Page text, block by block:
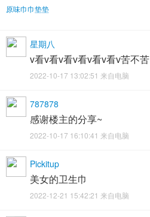
原味巾巾垫垫
星期八
v看v看v看v看v看v看v苦不苦
2022-10-17 13:02:51 来自电脑
787878
感谢楼主的分享~
2022-10-17 16:10:41 来自电脑
Pickitup
美女的卫生巾
2022-12-21 15:42:21 来自电脑